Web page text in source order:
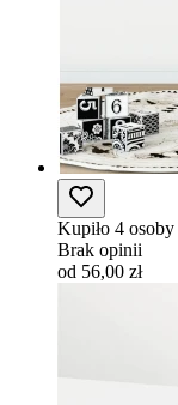
Kupiło 4 osoby
Brak opinii
od 56,00 zł